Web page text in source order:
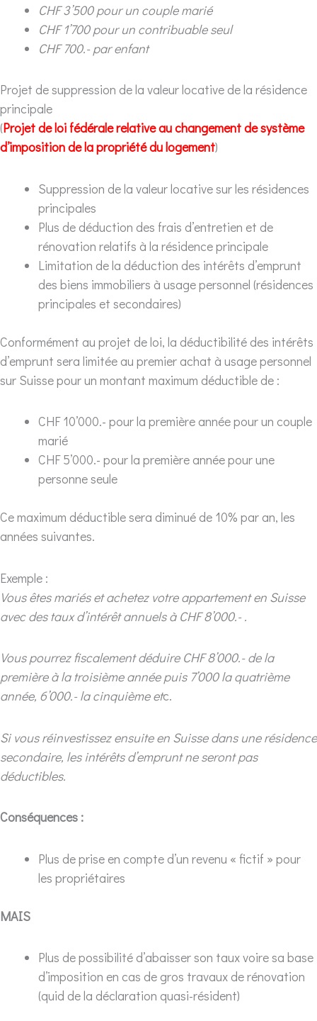
CHF 3’500 pour un couple marié
CHF 1’700 pour un contribuable seul
CHF 700.- par enfant
Projet de suppression de la valeur locative de la résidence
principale
(Projet de loi fédérale relative au changement de système
d’imposition de la propriété du logement)
Suppression de la valeur locative sur les résidences
principales
Plus de déduction des frais d’entretien et de
rénovation relatifs à la résidence principale
Limitation de la déduction des intérêts d’emprunt
des biens immobiliers à usage personnel (résidences
principales et secondaires)
Conformément au projet de loi, la déductibilité des intérêts
d’emprunt sera limitée au premier achat à usage personnel
sur Suisse pour un montant maximum déductible de :
CHF 10’000.- pour la première année pour un couple
marié
CHF 5’000.- pour la première année pour une
personne seule
Ce maximum déductible sera diminué de 10% par an, les
années suivantes.
Exemple :
Vous êtes mariés et achetez votre appartement en Suisse
avec des taux d’intérêt annuels à CHF 8’000.- .
Vous pourrez fiscalement déduire CHF 8’000.- de la
première à la troisième année puis 7’000 la quatrième
année, 6’000.- la cinquième etc.
Si vous réinvestissez ensuite en Suisse dans une résidence
secondaire, les intérêts d’emprunt ne seront pas
déductibles.
Conséquences :
Plus de prise en compte d’un revenu « fictif » pour
les propriétaires
MAIS
Plus de possibilité d’abaisser son taux voire sa base
d’imposition en cas de gros travaux de rénovation
(quid de la déclaration quasi-résident)